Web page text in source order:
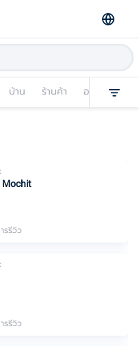
บ้าน ร้านค้า อาคารพาณิช
Mochit
รรีวิว
รรีวิว